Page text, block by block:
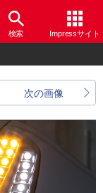
検索 Impressサイト
次の画像